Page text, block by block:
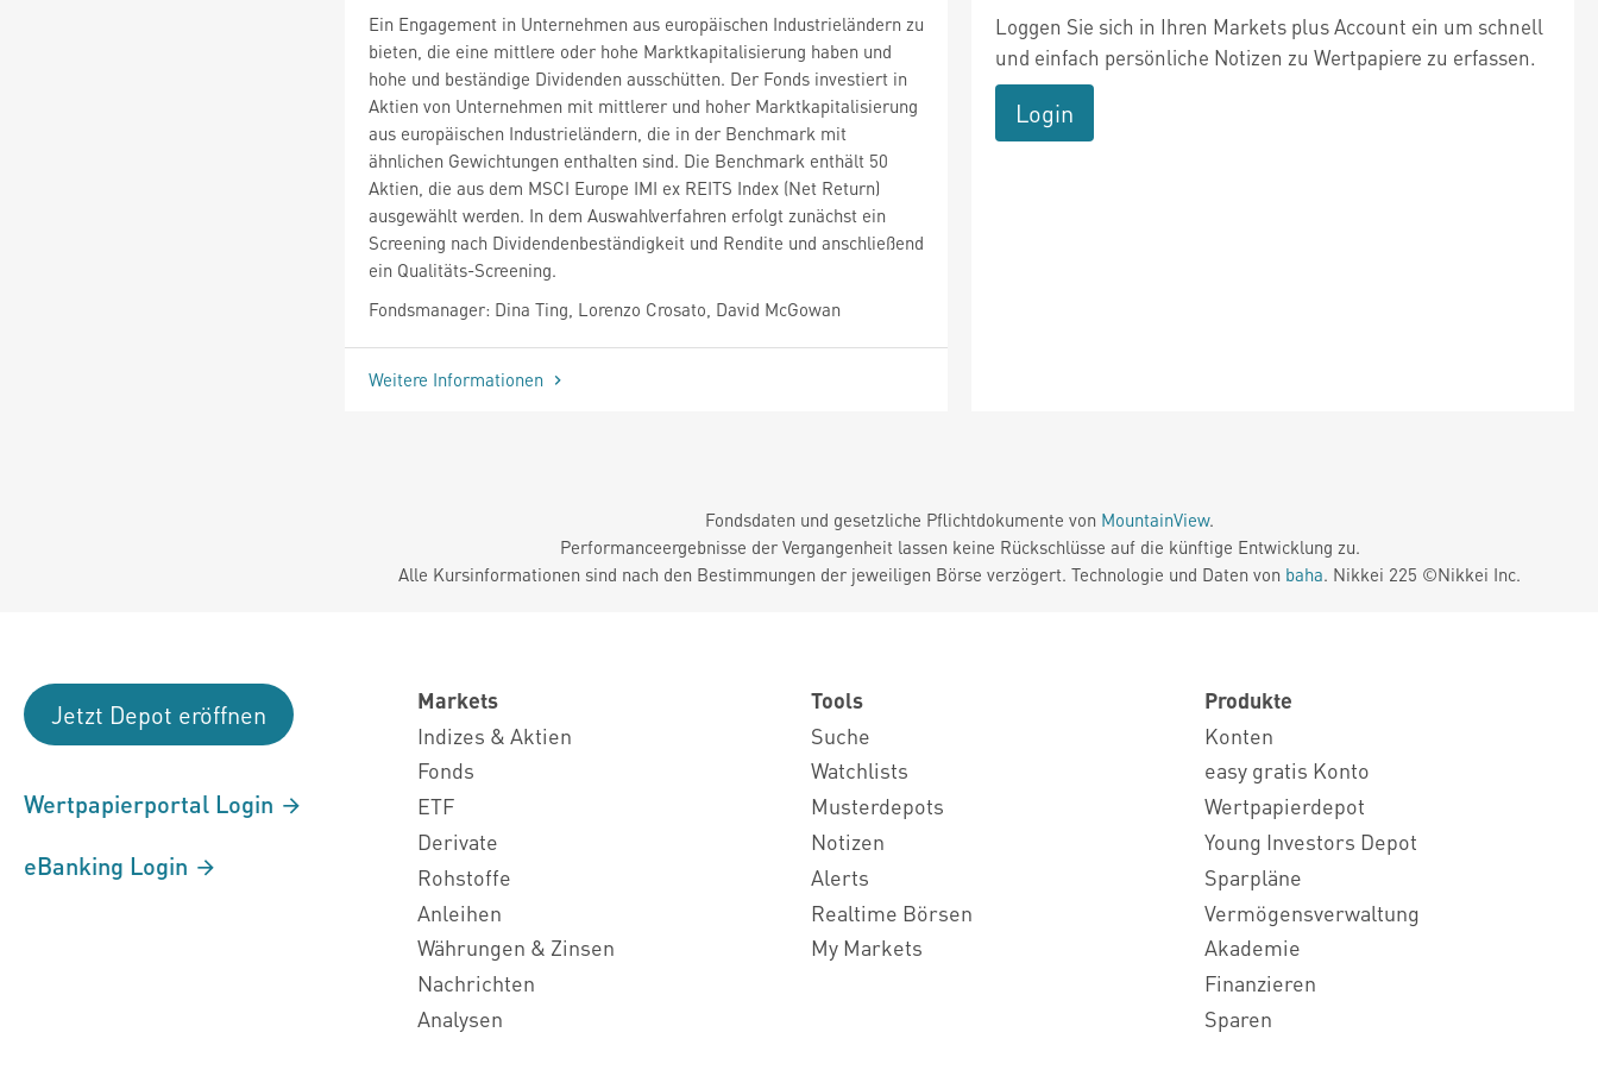
Ein Engagement in Unternehmen aus europäischen Industrieländern zu
bieten, die eine mittlere oder hohe Marktkapitalisierung haben und
hohe und beständige Dividenden ausschütten. Der Fonds investiert in
Aktien von Unternehmen mit mittlerer und hoher Marktkapitalisierung
aus europäischen Industrieländern, die in der Benchmark mit
ähnlichen Gewichtungen enthalten sind. Die Benchmark enthält 50
Aktien, die aus dem MSCI Europe IMI ex REITS Index (Net Return)
ausgewählt werden. In dem Auswahlverfahren erfolgt zunächst ein
Screening nach Dividendenbeständigkeit und Rendite und anschließend
ein Qualitäts-Screening.
Fondsmanager: Dina Ting, Lorenzo Crosato, David McGowan
Weitere Informationen
Loggen Sie sich in Ihren Markets plus Account ein um schnell
und einfach persönliche Notizen zu Wertpapiere zu erfassen.
Login
Fondsdaten und gesetzliche Pflichtdokumente von MountainView.
Performanceergebnisse der Vergangenheit lassen keine Rückschlüsse auf die künftige Entwicklung zu.
Alle Kursinformationen sind nach den Bestimmungen der jeweiligen Börse verzögert. Technologie und Daten von baha. Nikkei 225 ©Nikkei Inc.
Jetzt Depot eröffnen
Wertpapierportal Login
eBanking Login
Markets
Indizes & Aktien
Fonds
ETF
Derivate
Rohstoffe
Anleihen
Währungen & Zinsen
Nachrichten
Analysen
Tools
Suche
Watchlists
Musterdepots
Notizen
Alerts
Realtime Börsen
My Markets
Produkte
Konten
easy gratis Konto
Wertpapierdepot
Young Investors Depot
Sparpläne
Vermögensverwaltung
Akademie
Finanzieren
Sparen